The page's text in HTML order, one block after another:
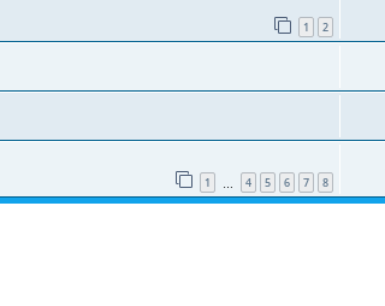
1 2
1 4 5 6 7 8